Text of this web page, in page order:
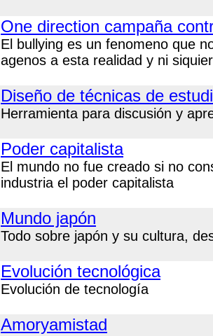
One direction campaña
El bullying es un fenomeno que
agenos a esta realidad y ni
Diseño de técnicas de
Herramienta para discusión y
Poder capitalista
El mundo no fue creado si no
industria el poder capitalista
Mundo japón
Todo sobre japón y su cultura,
Evolución tecnológica
Evolución de tecnología
Amoryamistad